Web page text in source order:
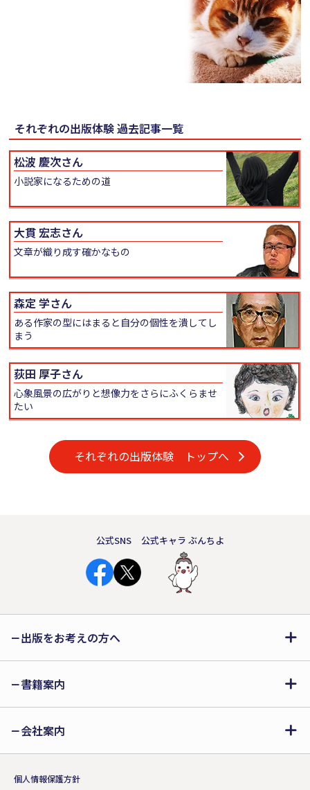
それぞれの出版体験 過去記事一覧
松波 慶次さん
小説家になるための道
大貫 宏志さん
文章が織り成す確かなもの
森定 学さん
ある作家の型にはまると自分の個性を潰してし
まう
荻田 厚子さん
心象風景の広がりと想像力をさらにふくらませ
たい
それぞれの出版体験 トップへ
公式SNS 公式キャラ ぶんちよ
出版をお考えの方へ
書籍案内
会社案内
個人情報保護方針